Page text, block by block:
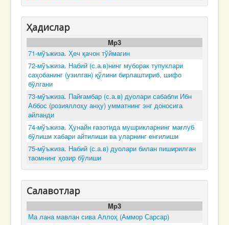
Ҳадислар
Mp3
71-мўъжиза. Ҳеч қачон тўймагин
72-мўъжиза. Набий (с.а.в)нинг муборак тупуклари
саҳобанинг (узилган) қўлини бирлаштириб, шифо
бўлгани
73-мўъжиза. Пайғамбар (с.а.в) дуолари сабабли Ибн
Аббос (розияллоҳу анҳу) умматнинг энг доносига
айланди
74-мўъжиза. Ҳунайн ғазотида мушрикларнинг мағлуб
бўлиши хабари айтилиши ва уларнинг енгилиши
75-мўъжиза. Набий (с.а.в) дуолари билан пиширилган
таомнинг ҳозир бўлиши
Салавотлар
Mp3
Ма лана мавлан сива Аллоҳ (Аммор Сарсар)